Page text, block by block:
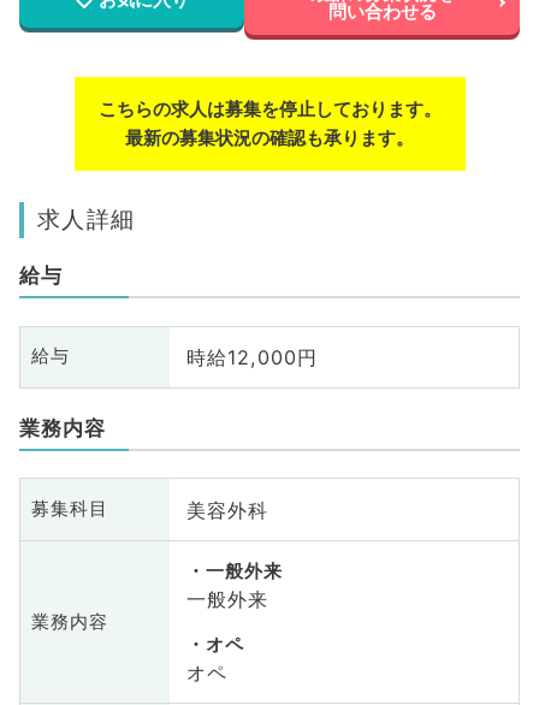
問い合わせる
こちらの求人は募集を停止しております。
最新の募集状況の確認も承ります。
求人詳細
給与
給与 時給12,000円
業務内容
募集科目 美容外科
業務内容
一般外来
一般外来
オペ
オペ